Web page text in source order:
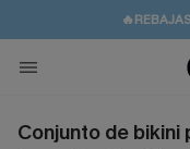
👒PROMOCIÓN
🚚ENVÍO
Conjunto de